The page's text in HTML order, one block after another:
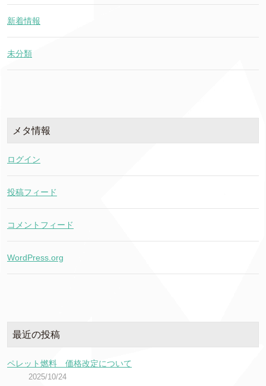
新着情報
未分類
メタ情報
ログイン
投稿フィード
コメントフィード
WordPress.org
最近の投稿
ペレット燃料 価格改定について
2025/10/24